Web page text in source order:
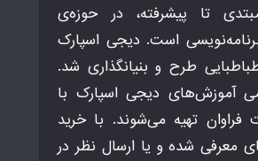
تا پیشرفته، در حوزه‌ی
است. دیجی اسپارک
طرح و بنیانگذاری شد.
آموزش‌های دیجی اسپارک با
تهیه می‌شوند. با خرید
معرفی شده و یا ارسال نظر در